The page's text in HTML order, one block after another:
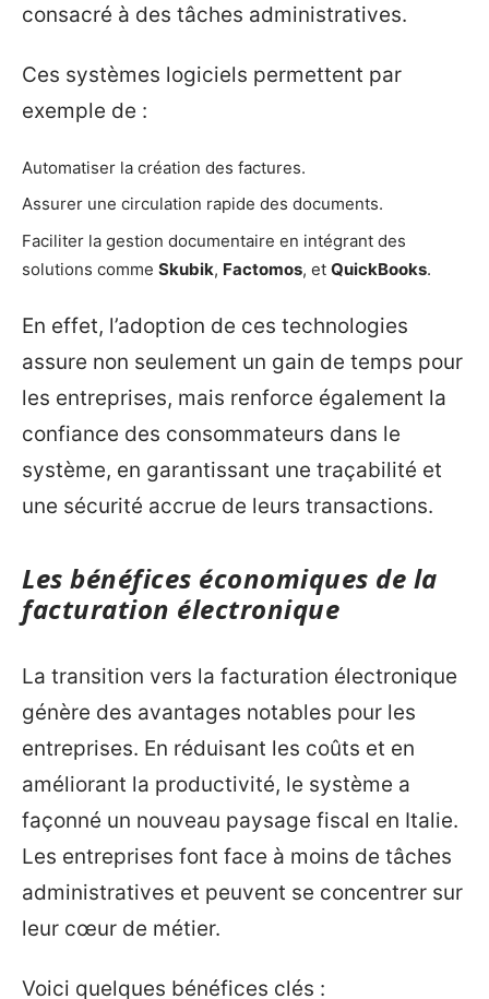
consacré à des tâches administratives.
Ces systèmes logiciels permettent par
exemple de :
Automatiser la création des factures.
Assurer une circulation rapide des documents.
Faciliter la gestion documentaire en intégrant des
solutions comme Skubik, Factomos, et QuickBooks.
En effet, l’adoption de ces technologies
assure non seulement un gain de temps pour
les entreprises, mais renforce également la
confiance des consommateurs dans le
système, en garantissant une traçabilité et
une sécurité accrue de leurs transactions.
Les bénéfices économiques de la
facturation électronique
La transition vers la facturation électronique
génère des avantages notables pour les
entreprises. En réduisant les coûts et en
améliorant la productivité, le système a
façonné un nouveau paysage fiscal en Italie.
Les entreprises font face à moins de tâches
administratives et peuvent se concentrer sur
leur cœur de métier.
Voici quelques bénéfices clés :